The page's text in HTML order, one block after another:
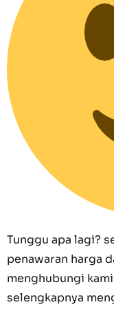
Tunggu apa lagi?
penawaran harga
menghubungi
selengkapnya